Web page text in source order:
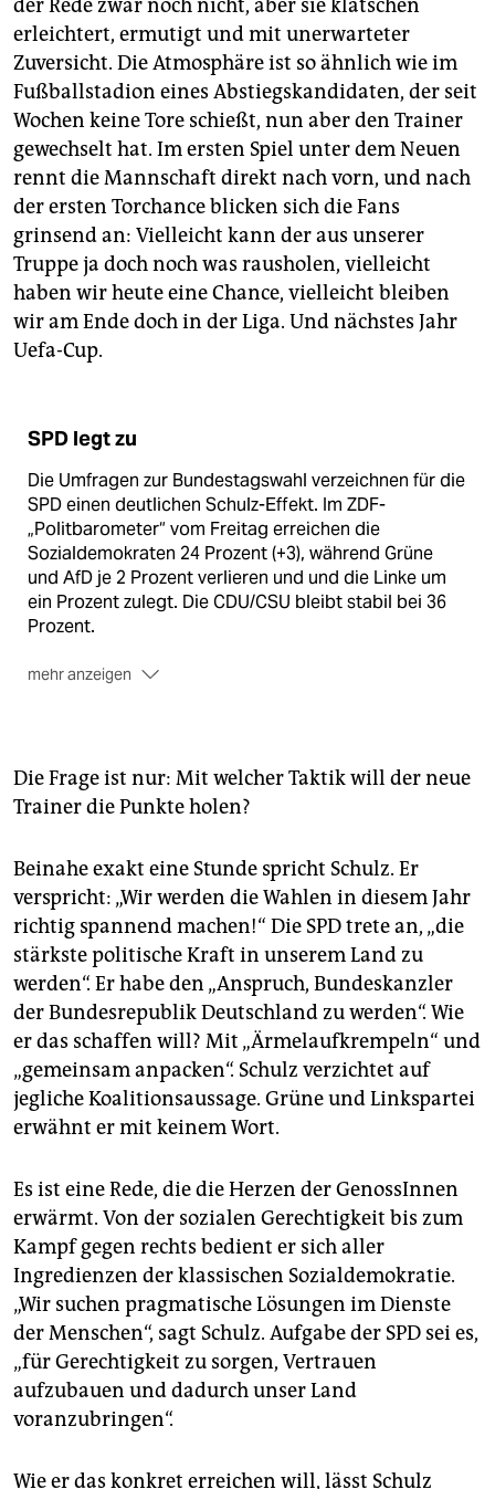
der Rede zwar noch nicht, aber sie klatschen
erleichtert, ermutigt und mit unerwarteter
Zuversicht. Die Atmosphäre ist so ähnlich wie im
Fußballstadion eines Abstiegskandidaten, der seit
Wochen keine Tore schießt, nun aber den Trainer
gewechselt hat. Im ersten Spiel unter dem Neuen
rennt die Mannschaft direkt nach vorn, und nach
der ersten Torchance blicken sich die Fans
grinsend an: Vielleicht kann der aus unserer
Truppe ja doch noch was rausholen, vielleicht
haben wir heute eine Chance, vielleicht bleiben
wir am Ende doch in der Liga. Und nächstes Jahr
Uefa-Cup.
SPD legt zu
Die Umfragen zur Bundestagswahl verzeichnen für die
SPD einen deutlichen Schulz-Effekt. Im ZDF-
„Politbarometer“ vom Freitag erreichen die
Sozialdemokraten 24 Prozent (+3), während Grüne
und AfD je 2 Prozent verlieren und und die Linke um
ein Prozent zulegt. Die CDU/CSU bleibt stabil bei 36
Prozent.
mehr anzeigen
CDU/CSU kommt auf 35 Prozent (–2) und die Grünen
bleiben stabil bei 9 Prozent. In beiden Umfragen
würde die FDP mit sechs Prozent wieder in den
Die Sozialdemokraten hoffen auf ein anhaltendes
Schulz-Hoch. Am 19. März soll Martin Schulz auf
einem Sonderparteitag zum SPD-Vorsitzenden
gewählt werden. Für den Mai ist dann ein weiterer
Parteitag vorgesehen, wo über das Wahlprogramm
debattiert werden soll.(taz)
Die Frage ist nur: Mit welcher Taktik will der neue
Trainer die Punkte holen?
Beinahe exakt eine Stunde spricht Schulz. Er
verspricht: „Wir werden die Wahlen in diesem Jahr
richtig spannend machen!“ Die SPD trete an, „die
stärkste politische Kraft in unserem Land zu
werden“. Er habe den „Anspruch, Bundeskanzler
der Bundesrepublik Deutschland zu werden“. Wie
er das schaffen will? Mit „Ärmelaufkrempeln“ und
„gemeinsam anpacken“. Schulz verzichtet auf
jegliche Koalitionsaussage. Grüne und Linkspartei
erwähnt er mit keinem Wort.
Es ist eine Rede, die die Herzen der GenossInnen
erwärmt. Von der sozialen Gerechtigkeit bis zum
Kampf gegen rechts bedient er sich aller
Ingredienzen der klassischen Sozialdemokratie.
„Wir suchen pragmatische Lösungen im Dienste
der Menschen“, sagt Schulz. Aufgabe der SPD sei es,
„für Gerechtigkeit zu sorgen, Vertrauen
aufzubauen und dadurch unser Land
voranzubringen“.
Wie er das konkret erreichen will, lässt Schulz